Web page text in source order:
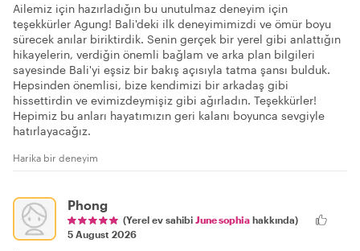
Ailemiz için hazırladığın bu unutulmaz deneyim için
teşekkürler Agung! Bali'deki ilk deneyimimizdi ve ömür boyu
sürecek anılar biriktirdik. Senin gerçek bir yerel gibi anlattığın
hikayelerin, verdiğin önemli bağlam ve arka plan bilgileri
sayesinde Bali'yi eşsiz bir bakış açısıyla tatma şansı bulduk.
Hepsinden önemlisi, bize kendimizi bir arkadaş gibi
hissettirdin ve evimizdeymişiz gibi ağırladın. Teşekkürler!
Hepimiz bu anları hayatımızın geri kalanı boyunca sevgiyle
hatırlayacağız.
Harika bir deneyim
Phong
(Yerel ev sahibi June sophia hakkında)
5 August 2026